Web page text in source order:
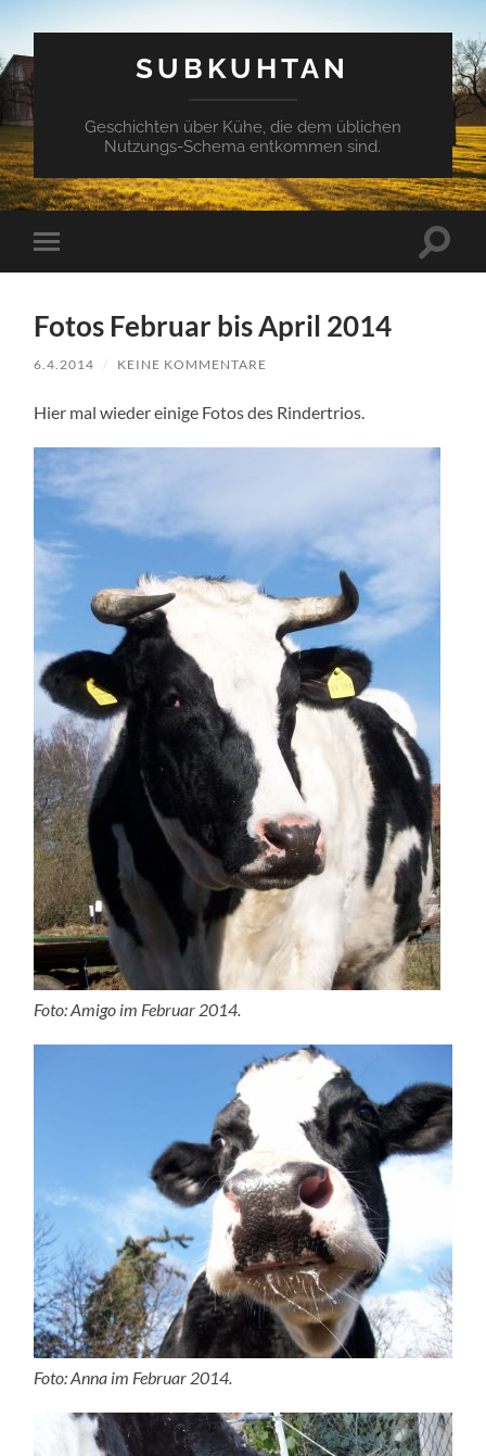
SUBKUHTAN
Geschichten über Kühe, die dem üblichen
Nutzungs-Schema entkommen sind.
Mobile-
Menü
Fotos Februar bis April 2014
6.4.2014 / KEINE KOMMENTARE
Hier mal wieder einige Fotos des Rindertrios.
Foto: Amigo im Februar 2014.
Foto: Anna im Februar 2014.